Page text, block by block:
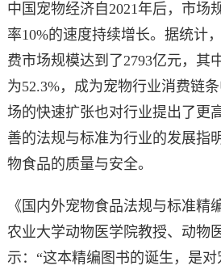
中国宠物经济自2021年后，市场
率10%的速度持续增长。据统计
费市场规模达到了2793亿元，其
为52.3%，成为宠物行业消费链
场的快速扩张也对行业提出了更
善的法规与标准为行业的发展指
物食品的质量与安全。
《国内外宠物食品法规与标准精
农业大学动物医学院教授、动物
示：“这本精编图书的诞生，是